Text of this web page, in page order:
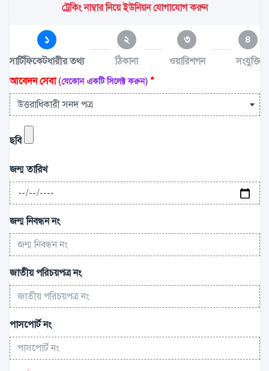
ট্রেকিং নাম্বার নিয়ে ইউনিয়ন যোগাযোগ করুন
১
সার্টিফিকেটধারীর তথ্য
২
ঠিকানা
৩
ওয়ারিশগন
৪
সংযুক্তি
আবেদন সেবা(যেকোন একটি সিলেক্ট করুন) *
উত্তরাধিকারী সনদ পত্র
ছবি
জন্ম তারিখ
জন্ম নিবন্ধন নং
জাতীয় পরিচয়পত্র নং
পাসপোর্ট নং